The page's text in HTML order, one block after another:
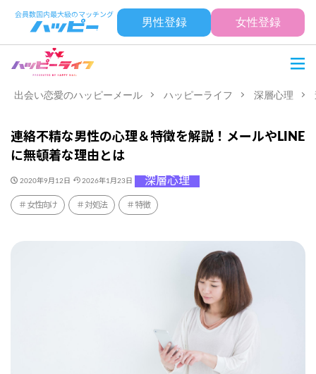
男性登録 女性登録
出会い恋愛のハッピーメール ハッピーライフ 深層心理
連絡不精な男性の心理＆特徴を解説！メールやLINE
に無頓着な理由とは
2020年9月12日 2026年1月23日 深層心理
女性向け 対処法 特徴